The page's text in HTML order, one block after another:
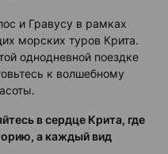
и Гравусу в рамках
морских туров Крита.
однодневной поездке
к волшебному
в сердце Крита, где
а каждый вид